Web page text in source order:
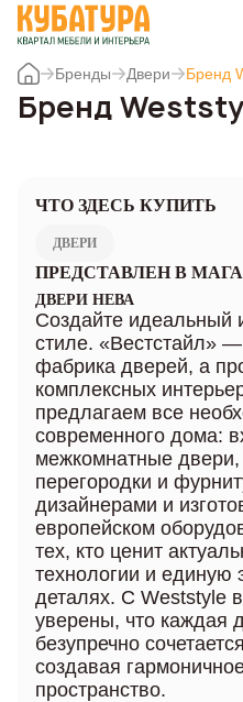
Бренды Двери Бренд
Бренд
ЧТО ЗДЕСЬ КУПИТЬ
ДВЕРИ
ПРЕДСТАВЛЕН В
ДВЕРИ НЕВА
Создайте идеальный
стиле. «Вестстайл»
фабрика дверей, а
комплексных
предлагаем все
современного дома:
межкомнатные
перегородки и
дизайнерами и
европейском
тех, кто ценит
технологии и единую
деталях. С Weststyle
уверены, что каждая
безупречно
создавая
пространство.